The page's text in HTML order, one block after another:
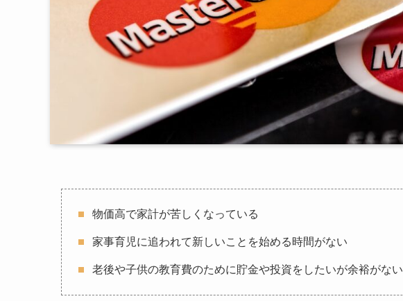
物価高で家計が苦しくなっている
家事育児に追われて新しいことを始める時間がない
老後や子供の教育費のために貯金や投資をしたいが余裕がない